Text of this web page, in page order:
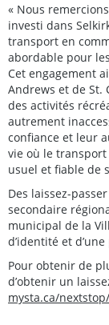
« Nous
investi dans
transport en
abordable pour
Cet engagement
Andrews et de St.
des activités
autrement
confiance et leur
vie où le
usuel et fiable de
Des laissez-
secondaire
municipal de la
d’identité et
Pour obtenir de
d’obtenir un
mysta.ca/nextstop/